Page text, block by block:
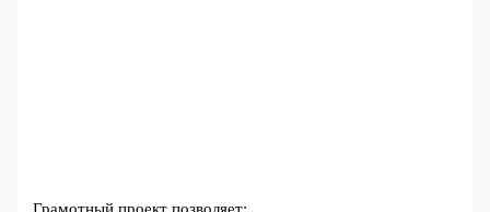
Грамотный проект позволяет: